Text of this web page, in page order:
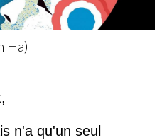
Ha)
n'a qu'un seul